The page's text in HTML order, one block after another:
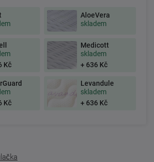
AloeVera
skladem
Kč
Medicott
skladem
+ 636 Kč
Kč
Levandule
skladem
+ 636 Kč